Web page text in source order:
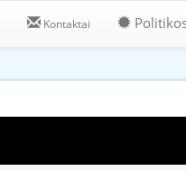
Kontaktai